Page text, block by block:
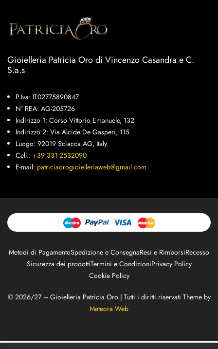
Gioielleria Patricia Oro di Vincenzo Casandra e C.
S.a.s
P.Iva: IT02775890847
N° REA: AG-205726
Indirizzo 1: Corso Vittorio Emanuele, 132
Indirizzo 2: Via Alcide De Gasperi, 115
Luogo: 92019 Sciacca AG, Italy
Cell.: +39 331 2532090
E-mail: patriciaorogioielleriaweb@gmail.com
Metodi di PagamentoSpedizione e ConsegnaResi e RimborsiRecesso
Sicurezza dei prodottiTermini e CondizioniPrivacy Policy
Cookie Policy
© 2026/27 – Gioielleria Patricia Oro | Tutti i diritti riservati Theme by
Meteora Web